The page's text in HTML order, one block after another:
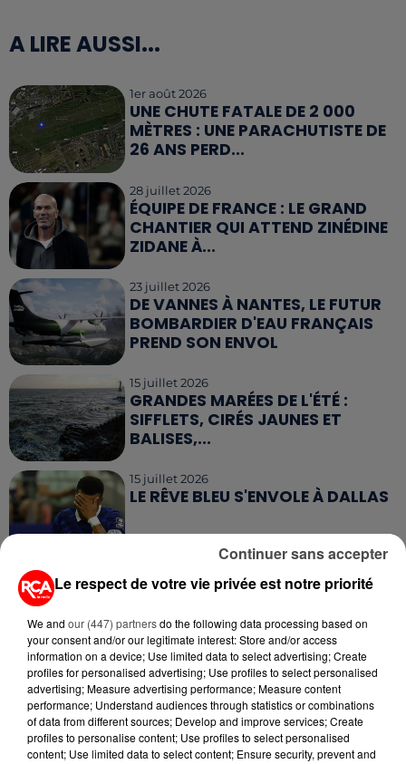
A LIRE AUSSI...
1er août 2026
UNE CHUTE FATALE DE 2 000
MÈTRES : UNE PARACHUTISTE DE
26 ANS PERD...
28 juillet 2026
ÉQUIPE DE FRANCE : LE GRAND
CHANTIER QUI ATTEND ZINÉDINE
ZIDANE À...
23 juillet 2026
DE VANNES À NANTES, LE FUTUR
BOMBARDIER D'EAU FRANÇAIS
PREND SON ENVOL
15 juillet 2026
GRANDES MARÉES DE L'ÉTÉ :
SIFFLETS, CIRÉS JAUNES ET
BALISES,...
15 juillet 2026
LE RÊVE BLEU S'ENVOLE À DALLAS
13 juillet 2026
CANICULE ET SÉCHERESSE : LES
D'UNE RÉCOLTE...
RETROUVEZ TOUTE L'ACTU DE LA RÉGION ET
RECEVEZ LES ALERTES INFOS DE LA RÉDACTION
Le respect de votre vie privée est notre priorité
We and our (447) partnersdo the following data processing based on
your consent and/or our legitimate interest: Store and/or access
information on a device; Use limited data to select advertising; Create
profiles for personalised advertising; Use profiles to select personalised
advertising; Measure advertising performance; Measure content
performance; Understand audiences through statistics or combinations
of data from different sources; Develop and improve services; Create
profiles to personalise content; Use profiles to select personalised
content; Use limited data to select content; Ensure security, prevent and
Continuer sans accepter